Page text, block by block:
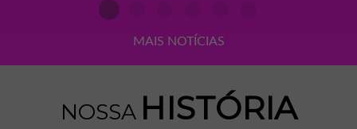
MAIS NOTÍCIAS
NOSSA HISTÓRIA